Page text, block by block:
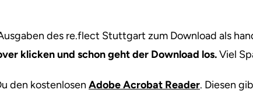
des re.flect Stuttgart zum Download als
klicken und schon geht der Download los.Viel
den kostenlosen Adobe Acrobat Reader. Diesen